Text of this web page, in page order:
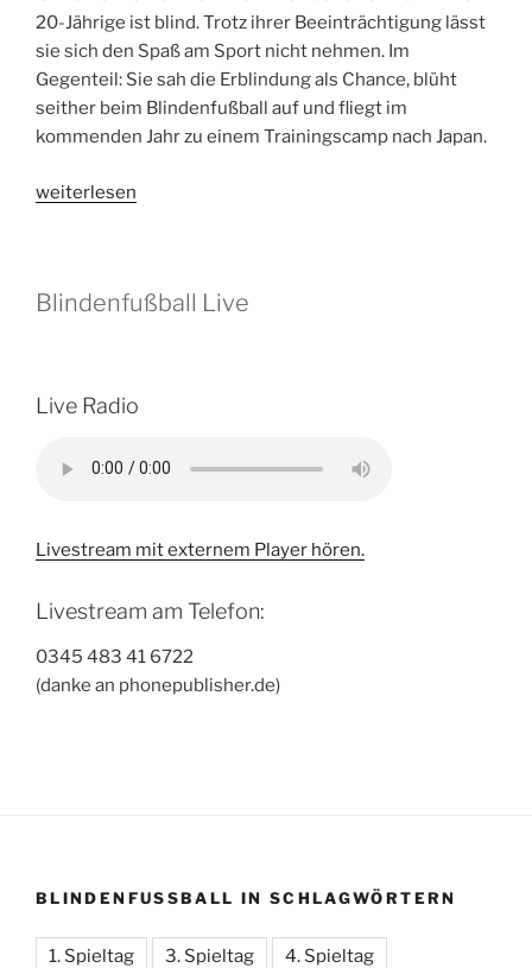
20-Jährige ist blind. Trotz ihrer Beeinträchtigung lässt
sie sich den Spaß am Sport nicht nehmen. Im
Gegenteil: Sie sah die Erblindung als Chance, blüht
seither beim Blindenfußball auf und fliegt im
kommenden Jahr zu einem Trainingscamp nach Japan.
„„Als
durch
die
wären
weiterlesen
Blindenfußball Live
Live Radio
Livestream mit externem Player hören.
Livestream am Telefon:
0345 483 41 6722
(danke an phonepublisher.de)
BLINDENFUSSBALL IN SCHLAGWÖRTERN
1. Spieltag 3. Spieltag 4. Spieltag